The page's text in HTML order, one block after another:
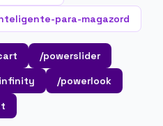
para-magazord
/powerslider
/powerlook